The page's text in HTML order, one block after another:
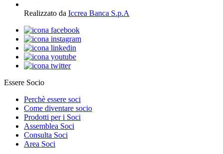
Realizzato da Iccrea Banca S.p.A
Essere Socio
Perchè essere soci
Come diventare socio
Prodotti per i Soci
Assemblea Soci
Consulta Soci
Area Soci